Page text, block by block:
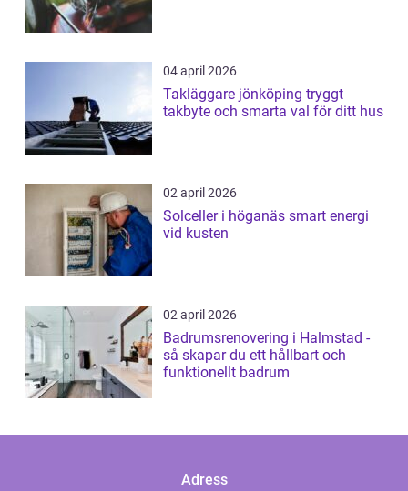
04 april 2026
Takläggare jönköping tryggt
takbyte och smarta val för ditt hus
02 april 2026
Solceller i höganäs smart energi
vid kusten
02 april 2026
Badrumsrenovering i Halmstad -
så skapar du ett hållbart och
funktionellt badrum
Adress